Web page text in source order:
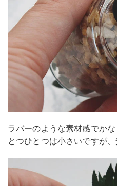
ラバーのような素材感でか
とつひとつは小さいですが、